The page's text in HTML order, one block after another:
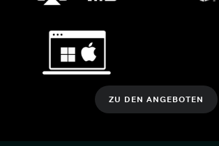
ZU DEN ANGEBOTEN